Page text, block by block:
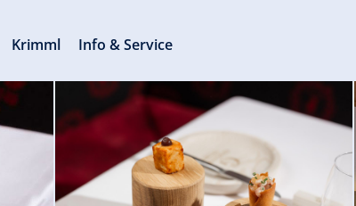
Krimml Info & Service